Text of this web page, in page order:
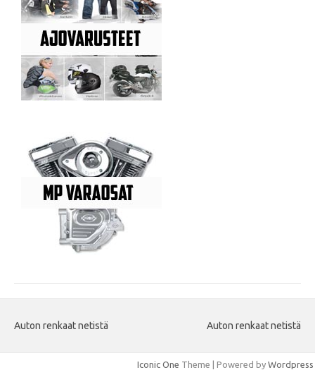
Auton renkaat netistä Auton renkaat netistä
Iconic One Theme | Powered by Wordpress